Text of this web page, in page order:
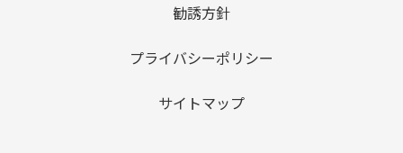
勧誘方針
プライバシーポリシー
サイトマップ